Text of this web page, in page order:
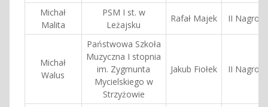
Michał
Malita
PSM I st. w
Leżajsku
Rafał Majek II
Michał
Walus
Państwowa Szkoła
Muzyczna I stopnia
im. Zygmunta
Mycielskiego w
Strzyżowie
Jakub Fiołek II